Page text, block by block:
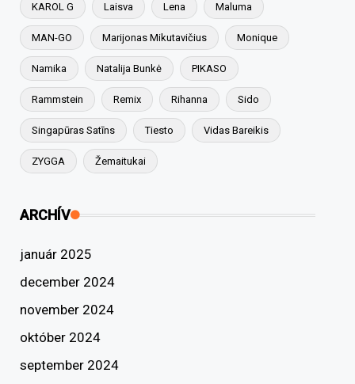
KAROL G Laisva Lena Maluma
MAN-GO Marijonas Mikutavičius Monique
Namika Natalija Bunkė PIKASO
Rammstein Remix Rihanna Sido
Singapūras Satīns Tiesto Vidas Bareikis
ZYGGA Žemaitukai
ARCHÍV
január 2025
december 2024
november 2024
október 2024
september 2024